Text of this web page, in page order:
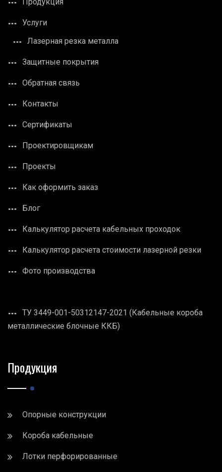
Продукция
Услуги
Лазерная резка металла
Защитные покрытия
Обратная связь
Контакты
Сертификаты
Проектировщикам
Проекты
Как оформить заказ
Блог
Калькулятор расчета кабельных проходок
Калькулятор расчета стоимости лазерной резки
Фото производства
ТУ 3449-001-50312147-2021 (Кабельные короба
металлические блочные ККБ)
Продукция
Опорные конструкции
Короба кабельные
Лотки перфорированные